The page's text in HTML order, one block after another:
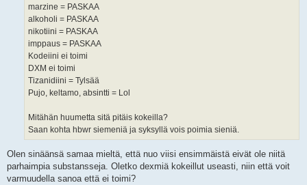
marzine = PASKAA
alkoholi = PASKAA
nikotiini = PASKAA
imppaus = PASKAA
Kodeiini ei toimi
DXM ei toimi
Tizanidiini = Tylsää
Pujo, keltamo, absintti = Lol
Mitähän huumetta sitä pitäis kokeilla?
Saan kohta hbwr siemeniä ja syksyllä vois poimia sieniä.
Olen sinäänsä samaa mieltä, että nuo viisi ensimmäistä eivät ole niitä
parhaimpia substansseja. Oletko dexmiä kokeillut useasti, niin että voit
varmuudella sanoa että ei toimi?